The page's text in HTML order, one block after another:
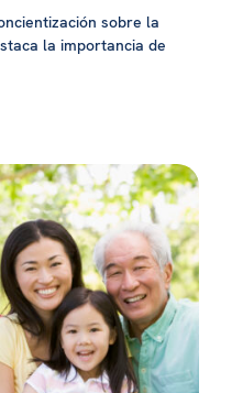
sobre la
la importancia de